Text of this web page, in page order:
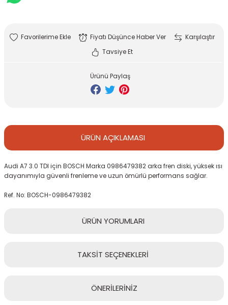
Fiyatı Düşünce Haber Ver
Karşılaştır
Tavsiye Et
Ürünü Paylaş
ÜRÜN AÇIKLAMASI
Audi A7 3.0 TDI için BOSCH Marka 0986479382 arka fren diski, yüksek ısı
dayanımıyla güvenli frenleme ve uzun ömürlü performans sağlar.
Ref. No: BOSCH-0986479382
ÜRÜN YORUMLARI
TAKSİT SEÇENEKLERİ
ÖNERİLERİNİZ